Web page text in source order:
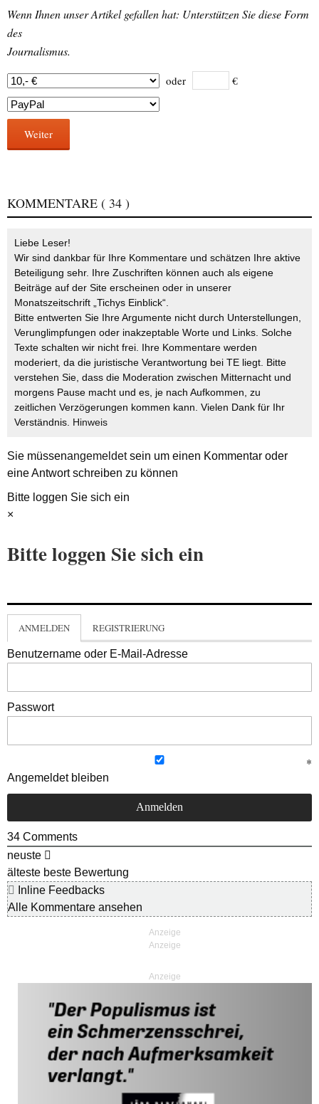
Wenn Ihnen unser Artikel gefallen hat: Unterstützen Sie diese Form
des
Journalismus.
oder €
Weiter
KOMMENTARE ( 34 )
Liebe Leser!
Wir sind dankbar für Ihre Kommentare und schätzen Ihre aktive
Beteiligung sehr. Ihre Zuschriften können auch als eigene
Beiträge auf der Site erscheinen oder in unserer
Monatszeitschrift „Tichys Einblick“.
Bitte entwerten Sie Ihre Argumente nicht durch Unterstellungen,
Verunglimpfungen oder inakzeptable Worte und Links. Solche
Texte schalten wir nicht frei. Ihre Kommentare werden
moderiert, da die juristische Verantwortung bei TE liegt. Bitte
verstehen Sie, dass die Moderation zwischen Mitternacht und
morgens Pause macht und es, je nach Aufkommen, zu
zeitlichen Verzögerungen kommen kann. Vielen Dank für Ihr
Verständnis. Hinweis
Sie müssenangemeldetsein um einen Kommentar oder
eine Antwort schreiben zu können
Bitte loggen Sie sich ein
×
Bitte loggen Sie sich ein
ANMELDEN REGISTRIERUNG
Benutzername oder E-Mail-Adresse
Passwort
Angemeldet bleiben
34 Comments
neuste
älteste beste Bewertung
Inline Feedbacks
Alle Kommentare ansehen
Anzeige